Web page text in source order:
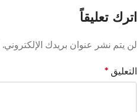
اترك تعليقاً
لن يتم نشر عنوان بريدك الإلكتروني.
التعليق *